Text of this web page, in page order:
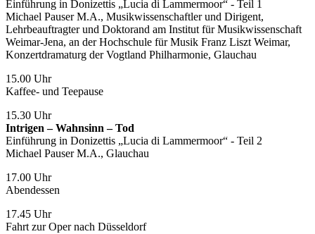
Einführung in Donizettis „Lucia di Lammermoor“ - Teil 1
Michael Pauser M.A., Musikwissenschaftler und Dirigent,
Lehrbeauftragter und Doktorand am Institut für Musikwissenschaft
Weimar-Jena, an der Hochschule für Musik Franz Liszt Weimar,
Konzertdramaturg der Vogtland Philharmonie, Glauchau
15.00 Uhr
Kaffee- und Teepause
15.30 Uhr
Intrigen – Wahnsinn – Tod
Einführung in Donizettis „Lucia di Lammermoor“ - Teil 2
Michael Pauser M.A., Glauchau
17.00 Uhr
Abendessen
17.45 Uhr
Fahrt zur Oper nach Düsseldorf